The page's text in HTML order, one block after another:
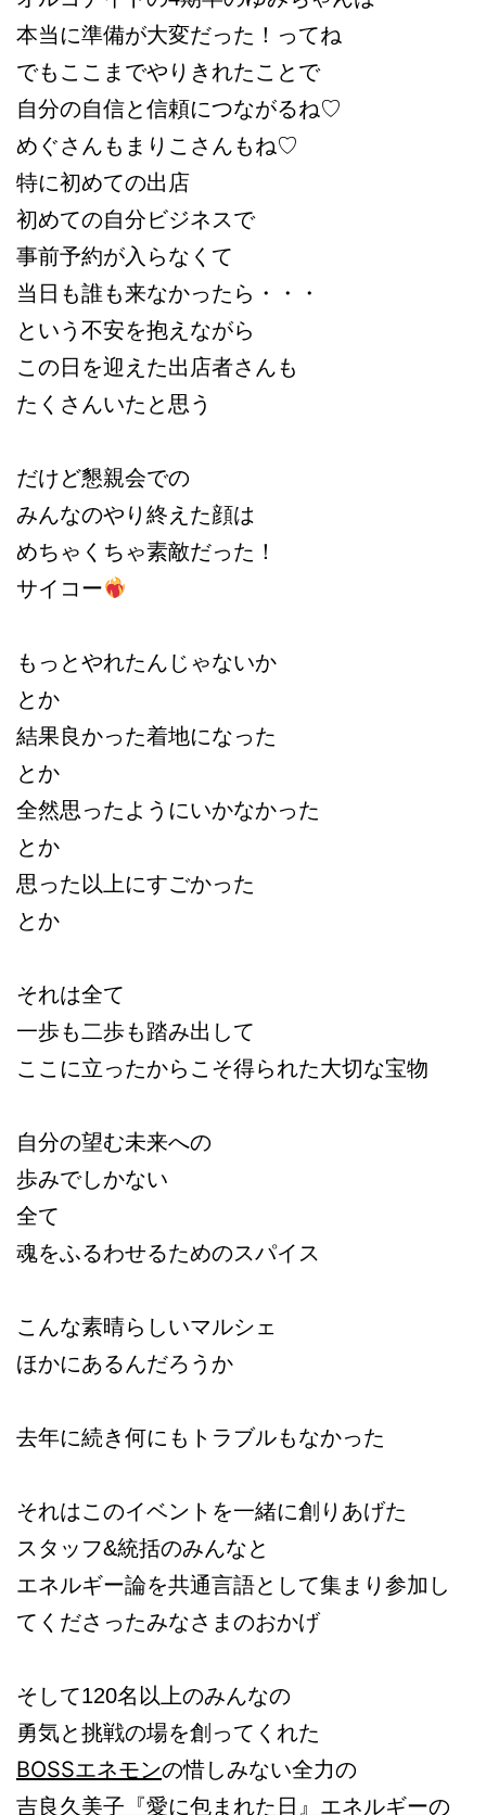
本当に準備が大変だった！ってね
でもここまでやりきれたことで
自分の自信と信頼につながるね♡
めぐさんもまりこさんもね♡
特に初めての出店
初めての自分ビジネスで
事前予約が入らなくて
当日も誰も来なかったら・・・
という不安を抱えながら
この日を迎えた出店者さんも
たくさんいたと思う
だけど懇親会での
みんなのやり終えた顔は
めちゃくちゃ素敵だった！
サイコー
もっとやれたんじゃないか
とか
結果良かった着地になった
とか
全然思ったようにいかなかった
とか
思った以上にすごかった
とか
それは全て
一歩も二歩も踏み出して
ここに立ったからこそ得られた大切な宝物
自分の望む未来への
歩みでしかない
全て
魂をふるわせるためのスパイス
こんな素晴らしいマルシェ
ほかにあるんだろうか
去年に続き何にもトラブルもなかった
それはこのイベントを一緒に創りあげた
スタッフ&統括のみんなと
エネルギー論を共通言語として集まり参加し
てくださったみなさまのおかげ
そして120名以上のみんなの
勇気と挑戦の場を創ってくれた
BOSSエネモンの惜しみない全力の
吉良久美子『愛に包まれた日』 エネルギーの